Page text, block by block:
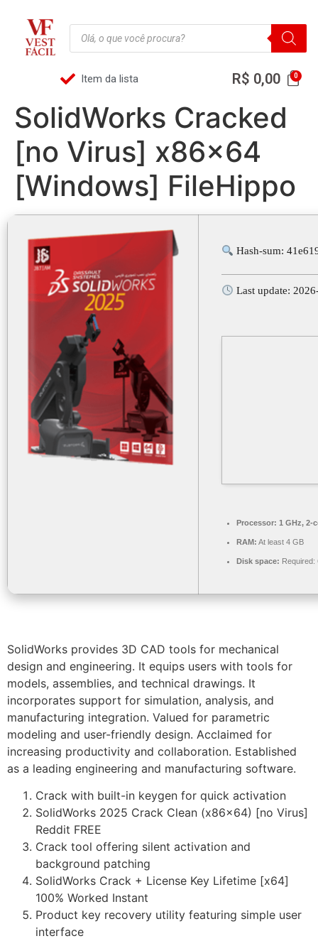
Item da lista R$ 0,00
SolidWorks Cracked
[no Virus] x86x64
[Windows] FileHippo
Hash-sum:
Last update:
Processor: 1 GHz, 2-
RAM: At least 4 GB
Disk space: Required:
SolidWorks provides 3D CAD tools for mechanical
design and engineering. It equips users with tools for
models, assemblies, and technical drawings. It
incorporates support for simulation, analysis, and
manufacturing integration. Valued for parametric
modeling and user-friendly design. Acclaimed for
increasing productivity and collaboration. Established
as a leading engineering and manufacturing software.
Crack with built-in keygen for quick activation
SolidWorks 2025 Crack Clean (x86x64) [no Virus]
Reddit FREE
Crack tool offering silent activation and
background patching
SolidWorks Crack + License Key Lifetime [x64]
100% Worked Instant
Product key recovery utility featuring simple user
interface